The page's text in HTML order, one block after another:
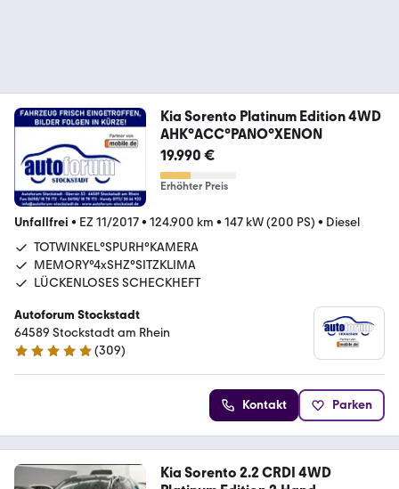
Kia Sorento Platinum Edition 4WD
AHK°ACC°PANO°XENON
19.990 €
Erhöhter Preis
Unfallfrei • EZ 11/2017• 124.900 km • 147 kW (200 PS) • Diesel
TOTWINKEL°SPURH°KAMERA
MEMORY°4xSHZ°SITZKLIMA
LÜCKENLOSES SCHECKHEFT
Autoforum Stockstadt
64589 Stockstadt am Rhein
4.8 Sterne
(309)
Kontakt Parken
Kia Sorento 2.2 CRDI 4WD